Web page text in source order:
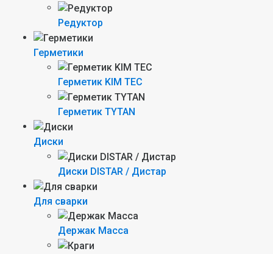
Редуктор
Герметики
Герметик KIM TEC
Герметик TYTAN
Диски
Диски DISTAR / Дистар
Для сварки
Держак Масса